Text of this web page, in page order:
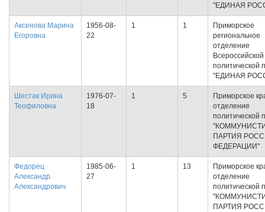
"ЕДИНАЯ
Аксенова Марина
Егоровна
1956-08-
22
1 1
Приморское
региональное
отделение
Всероссийской
политической
"ЕДИНАЯ
Шестак Ирина
Теофиловна
1976-07-
18
1 5
Приморское
отделение
политической
ПАРТИЯ
ФЕДЕРАЦИИ"
Федорец
Александр
Александрович
1985-06-
27
1 13
Приморское
отделение
политической
ПАРТИЯ